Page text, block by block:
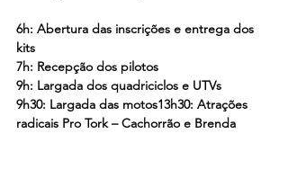
6h: Abertura das inscrições e entrega dos
kits
7h: Recepção dos pilotos
9h: Largada dos quadriciclos e UTVs
9h30: Largada das motos13h30: Atrações
radicais Pro Tork – Cachorrão e Brenda